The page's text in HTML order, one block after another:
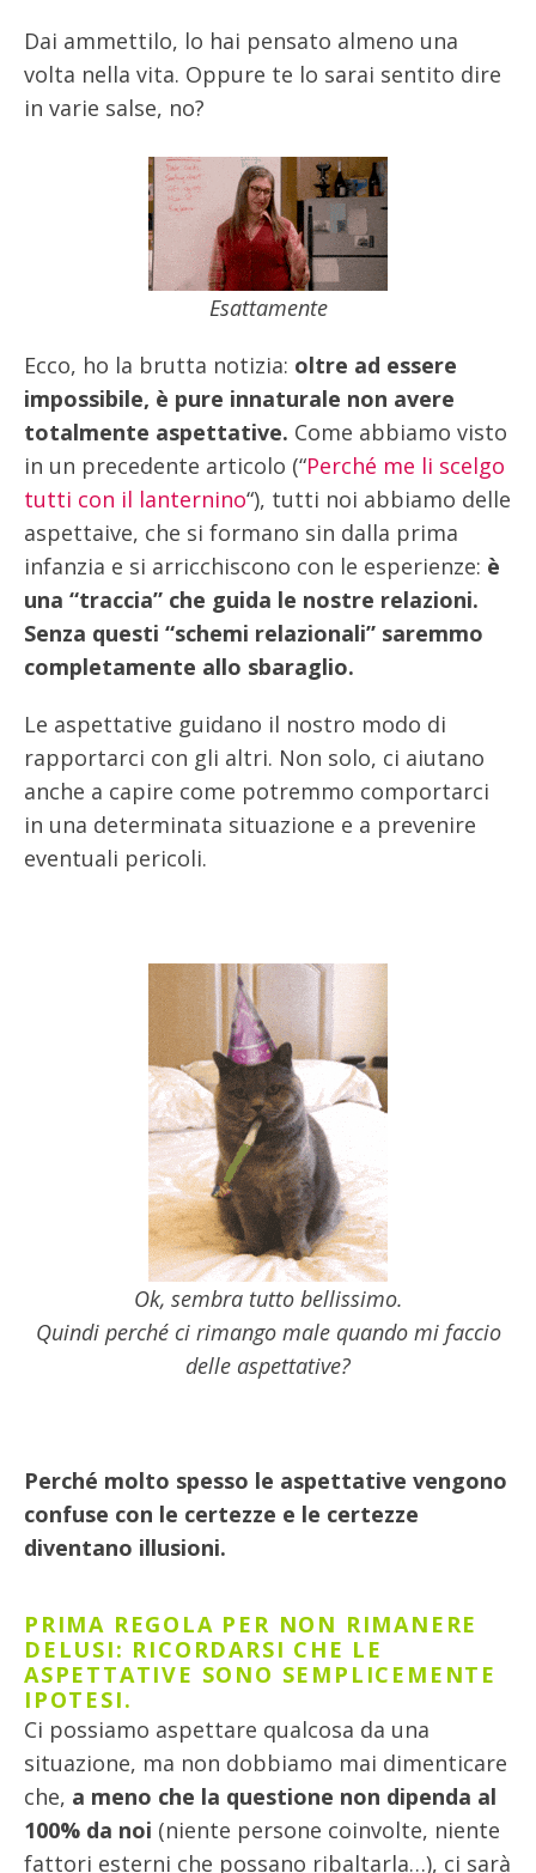
Dai ammettilo, lo hai pensato almeno una
volta nella vita. Oppure te lo sarai sentito dire
in varie salse, no?
Esattamente
Ecco, ho la brutta notizia: oltre ad essere
impossibile, è pure innaturale non avere
totalmente aspettative. Come abbiamo visto
in un precedente articolo (“Perché me li scelgo
tutti con il lanternino“), tutti noi abbiamo delle
aspettaive, che si formano sin dalla prima
infanzia e si arricchiscono con le esperienze: è
una “traccia” che guida le nostre relazioni.
Senza questi “schemi relazionali” saremmo
completamente allo sbaraglio.
Le aspettative guidano il nostro modo di
rapportarci con gli altri. Non solo, ci aiutano
anche a capire come potremmo comportarci
in una determinata situazione e a prevenire
eventuali pericoli.
Ok, sembra tutto bellissimo.
Quindi perché ci rimango male quando mi faccio
delle aspettative?
Perché molto spesso le aspettative vengono
confuse con le certezze e le certezze
diventano illusioni.
PRIMA REGOLA PER NON RIMANERE
DELUSI: RICORDARSI CHE LE
ASPETTATIVE SONO SEMPLICEMENTE
IPOTESI.
Ci possiamo aspettare qualcosa da una
situazione, ma non dobbiamo mai dimenticare
che, a meno che la questione non dipenda al
100% da noi (niente persone coinvolte, niente
fattori esterni che possano ribaltarla…), ci sarà